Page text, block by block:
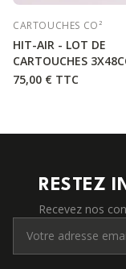
CARTOUCHES CO²
HIT-AIR - LOT DE
CARTOUCHES
75,00 € TTC
RESTEZ
Recevez nos